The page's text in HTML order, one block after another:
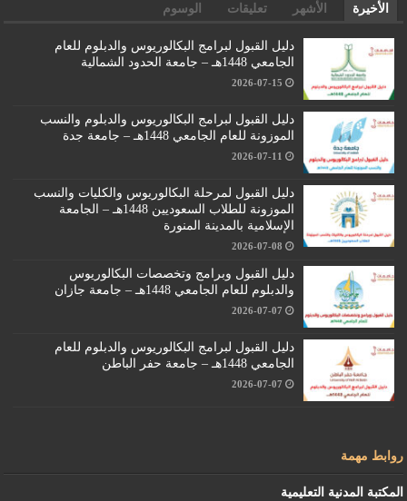
الأخيرة الأشهر تعليقات الوسوم
دليل القبول لبرامج البكالوريوس والدبلوم للعام
الجامعي 1448هـ – جامعة الحدود الشمالية
2026-07-15
دليل القبول لبرامج البكالوريوس والدبلوم والنسب
الموزونة للعام الجامعي 1448هـ – جامعة جدة
2026-07-11
دليل القبول لمرحلة البكالوريوس والكليات والنسب
الموزونة للطلاب السعوديين 1448هـ – الجامعة
الإسلامية بالمدينة المنورة
2026-07-08
دليل القبول وبرامج وتخصصات البكالوريوس
والدبلوم للعام الجامعي 1448هـ – جامعة جازان
2026-07-07
دليل القبول لبرامج البكالوريوس والدبلوم للعام
الجامعي 1448هـ – جامعة حفر الباطن
2026-07-07
روابط مهمة
المكتبة المدنية التعليمية